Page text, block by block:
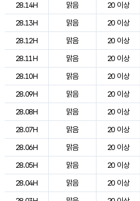
28.14H
맑음 20 이상
28.13H
맑음 20 이상
28.12H
맑음 20 이상
28.11H
맑음 20 이상
28.10H
맑음 20 이상
28.09H
맑음 20 이상
28.08H
맑음 20 이상
28.07H
맑음 20 이상
28.06H
맑음 20 이상
28.05H
맑음 20 이상
28.04H
맑음 20 이상